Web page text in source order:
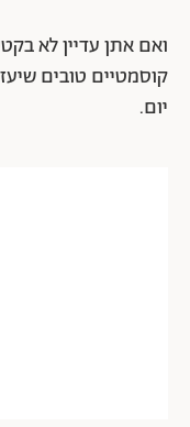
ואם אתן עדיין לא
קוסמטיים טובים
יום.